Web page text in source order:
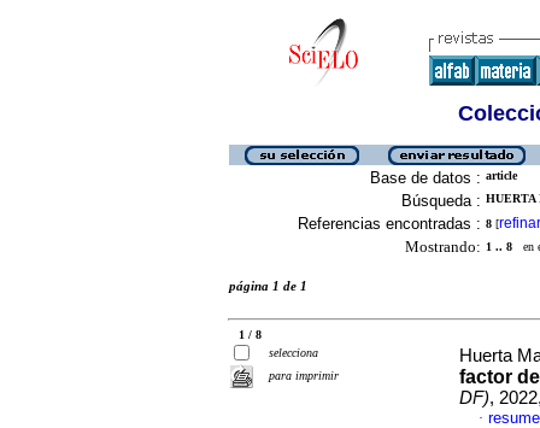
Base de datos : article
Búsqueda : HUERTA
Referencias encontradas : 8 [refinar
Mostrando: 1 .. 8 en
página 1 de 1
1 / 8
selecciona
para imprimir
Huerta
factor
DF),
·